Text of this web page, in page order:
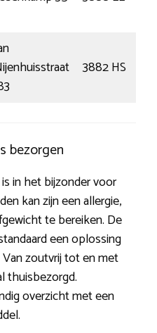
3882 HS
bezorgen
in het bijzonder voor
kan zijn een allergie,
te bereiken. De
een oplossing
zoutvrij tot en met
thuisbezorgd.
overzicht met een